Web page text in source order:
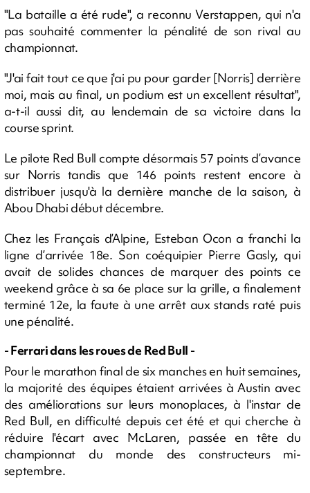
"La bataille a été rude", a reconnu Verstappen, qui n'a
pas souhaité commenter la pénalité de son rival au
championnat.
"J'ai fait tout ce que j'ai pu pour garder [Norris] derrière
moi, mais au final, un podium est un excellent résultat",
a-t-il aussi dit, au lendemain de sa victoire dans la
course sprint.
Le pilote Red Bull compte désormais 57 points d’avance
sur Norris tandis que 146 points restent encore à
distribuer jusqu'à la dernière manche de la saison, à
Abou Dhabi début décembre.
Chez les Français d’Alpine, Esteban Ocon a franchi la
ligne d’arrivée 18e. Son coéquipier Pierre Gasly, qui
avait de solides chances de marquer des points ce
weekend grâce à sa 6e place sur la grille, a finalement
terminé 12e, la faute à une arrêt aux stands raté puis
une pénalité.
- Ferrari dans les roues de Red Bull -
Pour le marathon final de six manches en huit semaines,
la majorité des équipes étaient arrivées à Austin avec
des améliorations sur leurs monoplaces, à l'instar de
Red Bull, en difficulté depuis cet été et qui cherche à
réduire l'écart avec McLaren, passée en tête du
championnat du monde des constructeurs mi-
septembre.